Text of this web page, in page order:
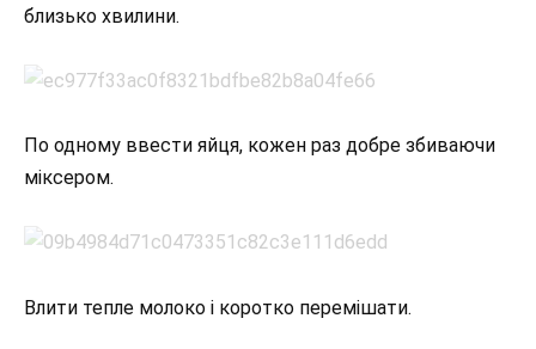
близько хвилини.
По одному ввести яйця, кожен раз добре збиваючи
міксером.
Влити тепле молоко і коротко перемішати.